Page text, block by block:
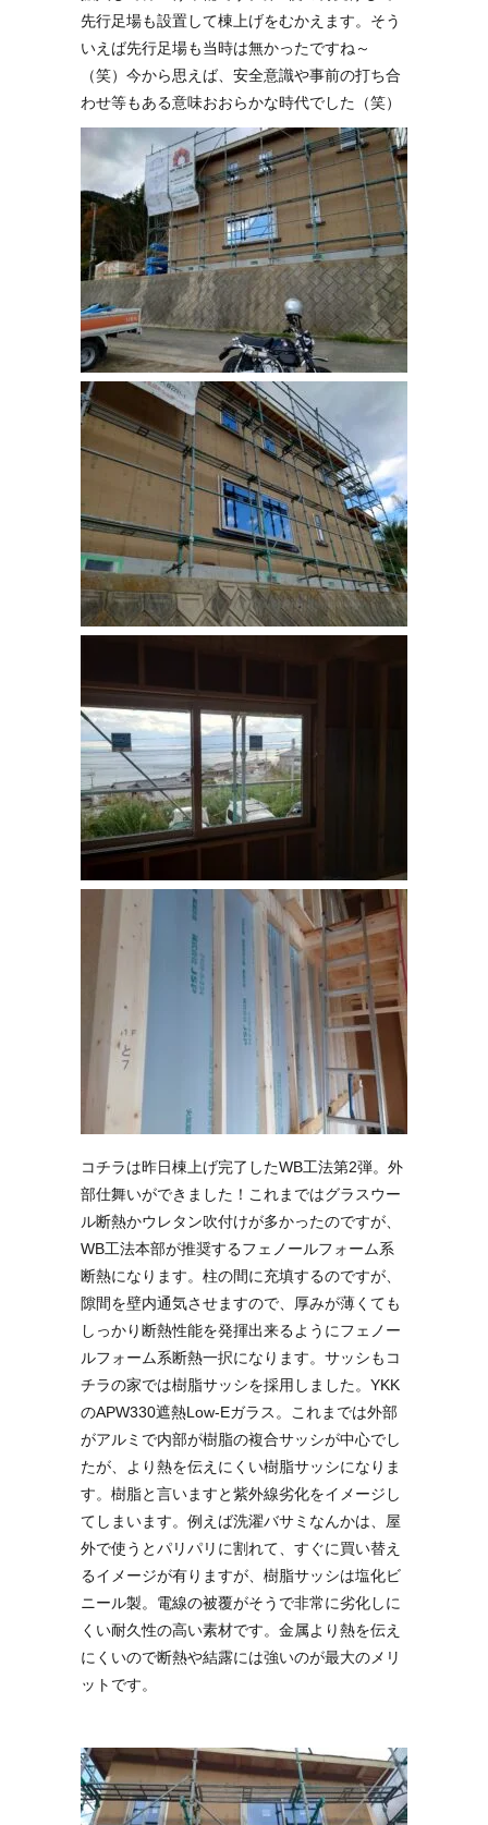
先行足場も設置して棟上げをむかえます。そう
いえば先行足場も当時は無かったですね～
（笑）今から思えば、安全意識や事前の打ち合
わせ等もある意味おおらかな時代でした（笑）
コチラは昨日棟上げ完了したWB工法第2弾。外
部仕舞いができました！これまではグラスウー
ル断熱かウレタン吹付けが多かったのですが、
WB工法本部が推奨するフェノールフォーム系
断熱になります。柱の間に充填するのですが、
隙間を壁内通気させますので、厚みが薄くても
しっかり断熱性能を発揮出来るようにフェノー
ルフォーム系断熱一択になります。サッシもコ
チラの家では樹脂サッシを採用しました。YKK
のAPW330遮熱Low-Eガラス。これまでは外部
がアルミで内部が樹脂の複合サッシが中心でし
たが、より熱を伝えにくい樹脂サッシになりま
す。樹脂と言いますと紫外線劣化をイメージし
てしまいます。例えば洗濯バサミなんかは、屋
外で使うとパリパリに割れて、すぐに買い替え
るイメージが有りますが、樹脂サッシは塩化ビ
ニール製。電線の被覆がそうで非常に劣化しに
くい耐久性の高い素材です。金属より熱を伝え
にくいので断熱や結露には強いのが最大のメリ
ットです。